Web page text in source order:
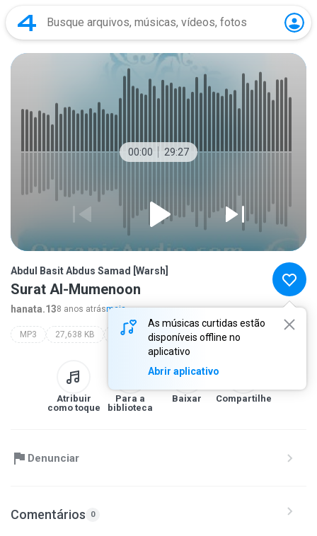
00:00 29:27
As músicas curtidas estão
disponíveis offline no
aplicativo
Abrir aplicativo
Abdul Basit Abdus Samad [Warsh]
Surat Al-Mumenoon
hanata.138 anos atrásmais...
MP3 27,638 KB Quran abdul basit abdus samad [warsh]
Atribuir
como toque
Para a
biblioteca
Baixar Compartilhe
Denunciar
Comentários 0